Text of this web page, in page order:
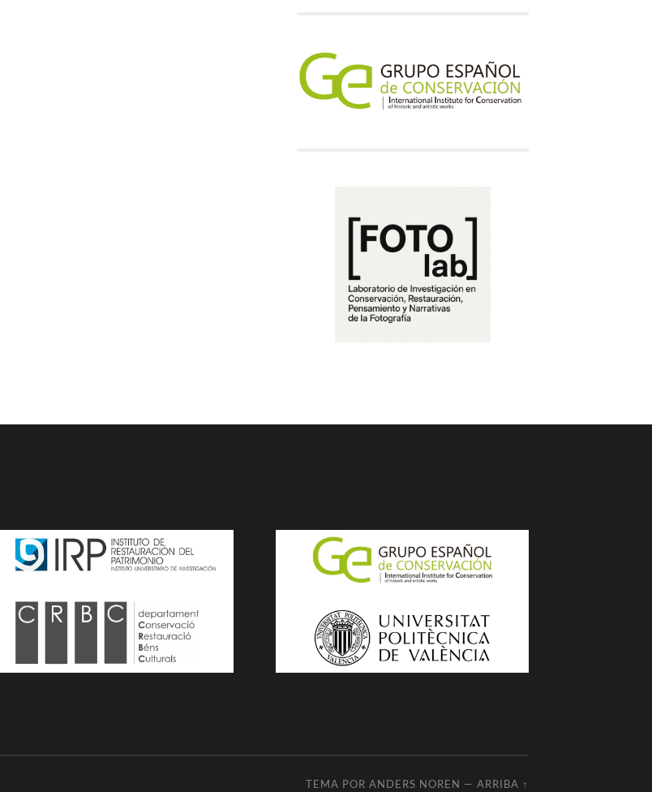
TEMA POR ANDERS NOREN — ARRIBA ↑